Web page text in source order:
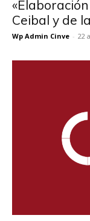
Ceibal y de
Wp Admin Cinve - 22